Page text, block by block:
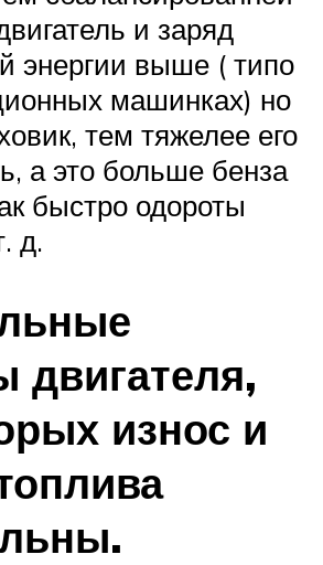
и заряд
энергии выше ( типо
машинках) но
тем тяжелее его
а это больше бенза
быстро одороты
д.
двигателя,
износ и